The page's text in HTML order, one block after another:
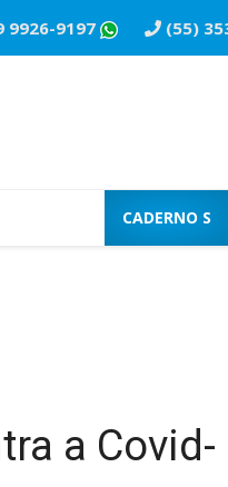
9926-9197 (55)
CADERNO S
a Covid-